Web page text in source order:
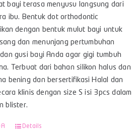
bayi terasa menyusu langsung dari
ibu. Bentuk dot orthodontic
dengan bentuk mulut bayi untuk
dan menunjang pertumbuhan
gusi bayi Anda agar gigi tumbuh
Terbuat dari bahan silikon halus dan
bening dan bersertifikasi Halal dan
klinis dengan size S isi 3pcs dalam
blister.
Details